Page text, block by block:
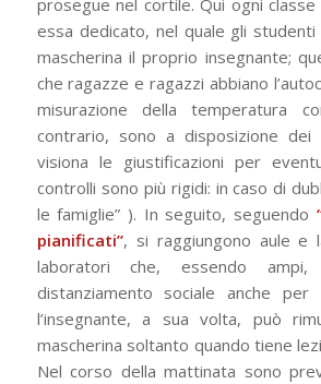
prosegue nel cortile. Qui ogni classe
essa dedicato, nel quale gli
mascherina il proprio insegnante;
che ragazze e ragazzi abbiano
misurazione della temperatura
contrario, sono a disposizione dei
visiona le giustificazioni per
controlli sono più rigidi: in caso di
le famiglie” ). In seguito, seguendo
pianificati”, si raggiungono aule e
laboratori che, essendo ampi,
distanziamento sociale anche per
l’insegnante, a sua volta, può
mascherina soltanto quando tiene
Nel corso della mattinata sono